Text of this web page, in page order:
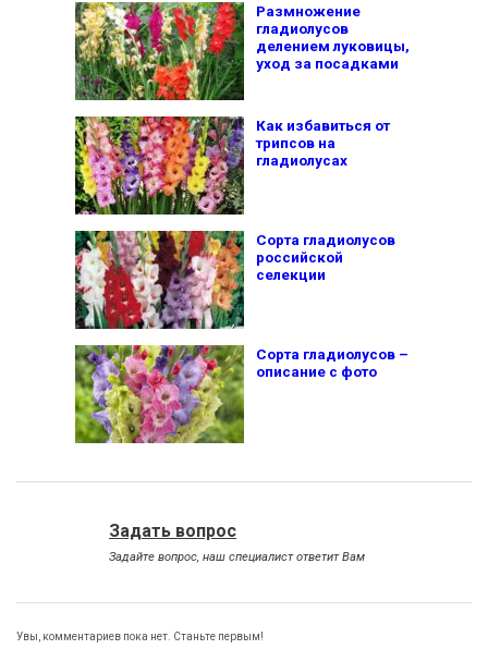
Размножение
гладиолусов
делением луковицы,
уход за посадками
Как избавиться от
трипсов на
гладиолусах
Сорта гладиолусов
российской
селекции
Сорта гладиолусов –
описание с фото
Задать вопрос
Задайте вопрос, наш специалист ответит Вам
Увы, комментариев пока нет. Станьте первым!